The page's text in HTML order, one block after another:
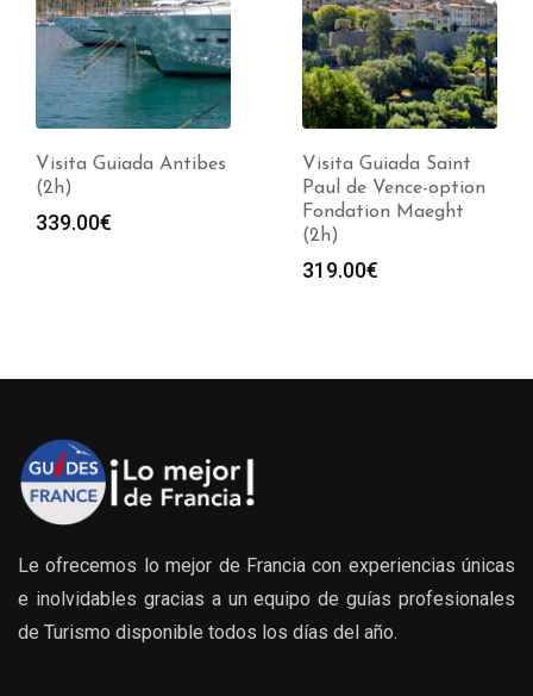
Visita Guiada Antibes
(2h)
339.00€
Visita Guiada Saint
Paul de Vence-option
Fondation Maeght
(2h)
319.00€
Le ofrecemos lo mejor de Francia con experiencias únicas
e inolvidables gracias a un equipo de guías profesionales
de Turismo disponible todos los días del año.